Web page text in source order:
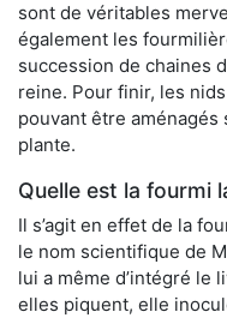
sont de véritables
également les
succession de chaines
reine. Pour finir, les
pouvant être
plante.
Quelle est la fourmi
Il s’agit en effet de la
le nom scientifique de
lui a même d’intégré le
elles piquent, elle